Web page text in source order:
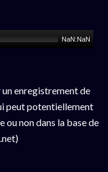
NaN:NaN
enregistrement de
peut potentiellement
ou non dans la base de